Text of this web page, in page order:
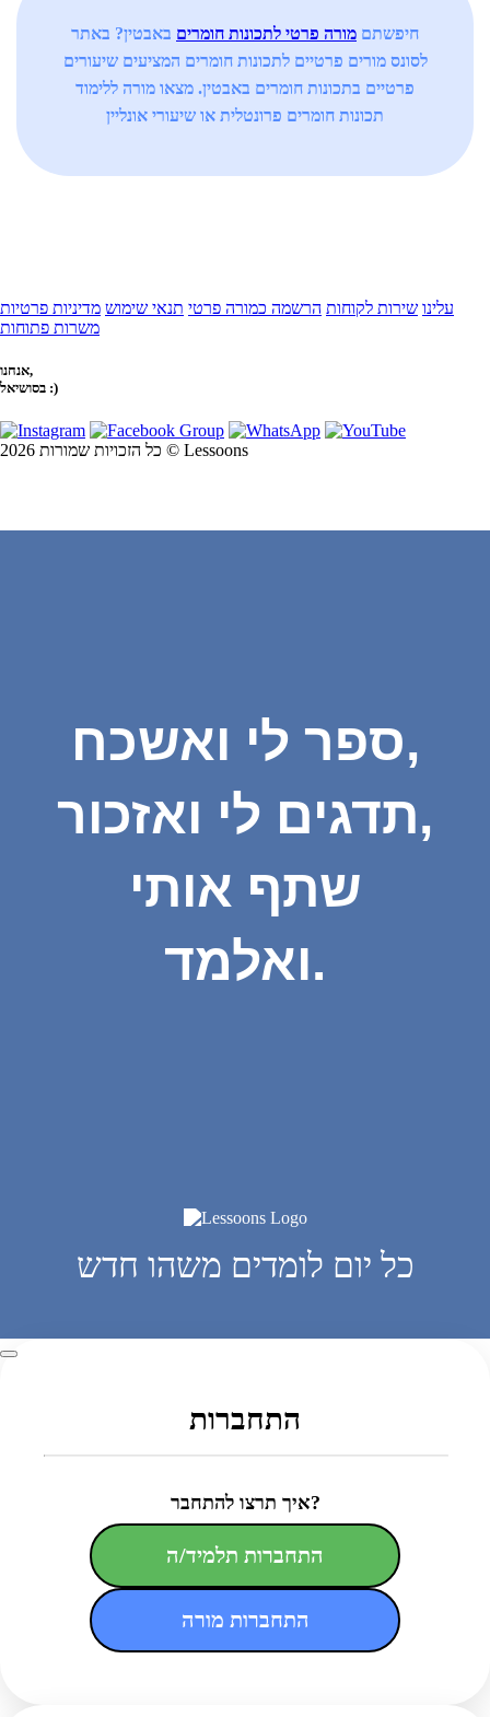
חיפשתם מורה פרטי לתכונות חומרים באבטין? באתר
לסונס מורים פרטיים לתכונות חומרים המציעים שיעורים
פרטיים בתכונות חומרים באבטין. מצאו מורה ללימוד
תכונות חומרים פרונטלית או שיעורי אונליין
עלינו שירות לקוחות הרשמה כמורה פרטי תנאי שימוש מדיניות פרטיות
משרות פתוחות
אנחנו,
בסושיאל :)
כל הזכויות שמורות 2026 © Lessoons
ספר לי ואשכח,
תדגים לי ואזכור,
שתף אותי
ואלמד.
כל יום לומדים משהו חדש
התחברות
איך תרצו להתחבר?
התחברות תלמיד/ה
התחברות מורה